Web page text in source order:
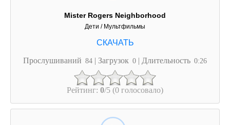
Mister Rogers Neighborhood
Дети / Мультфильмы
Прослушиваний 84 | Загрузок 0 | Длительность 0:26
Рейтинг: 0/5 (0 голосовало)